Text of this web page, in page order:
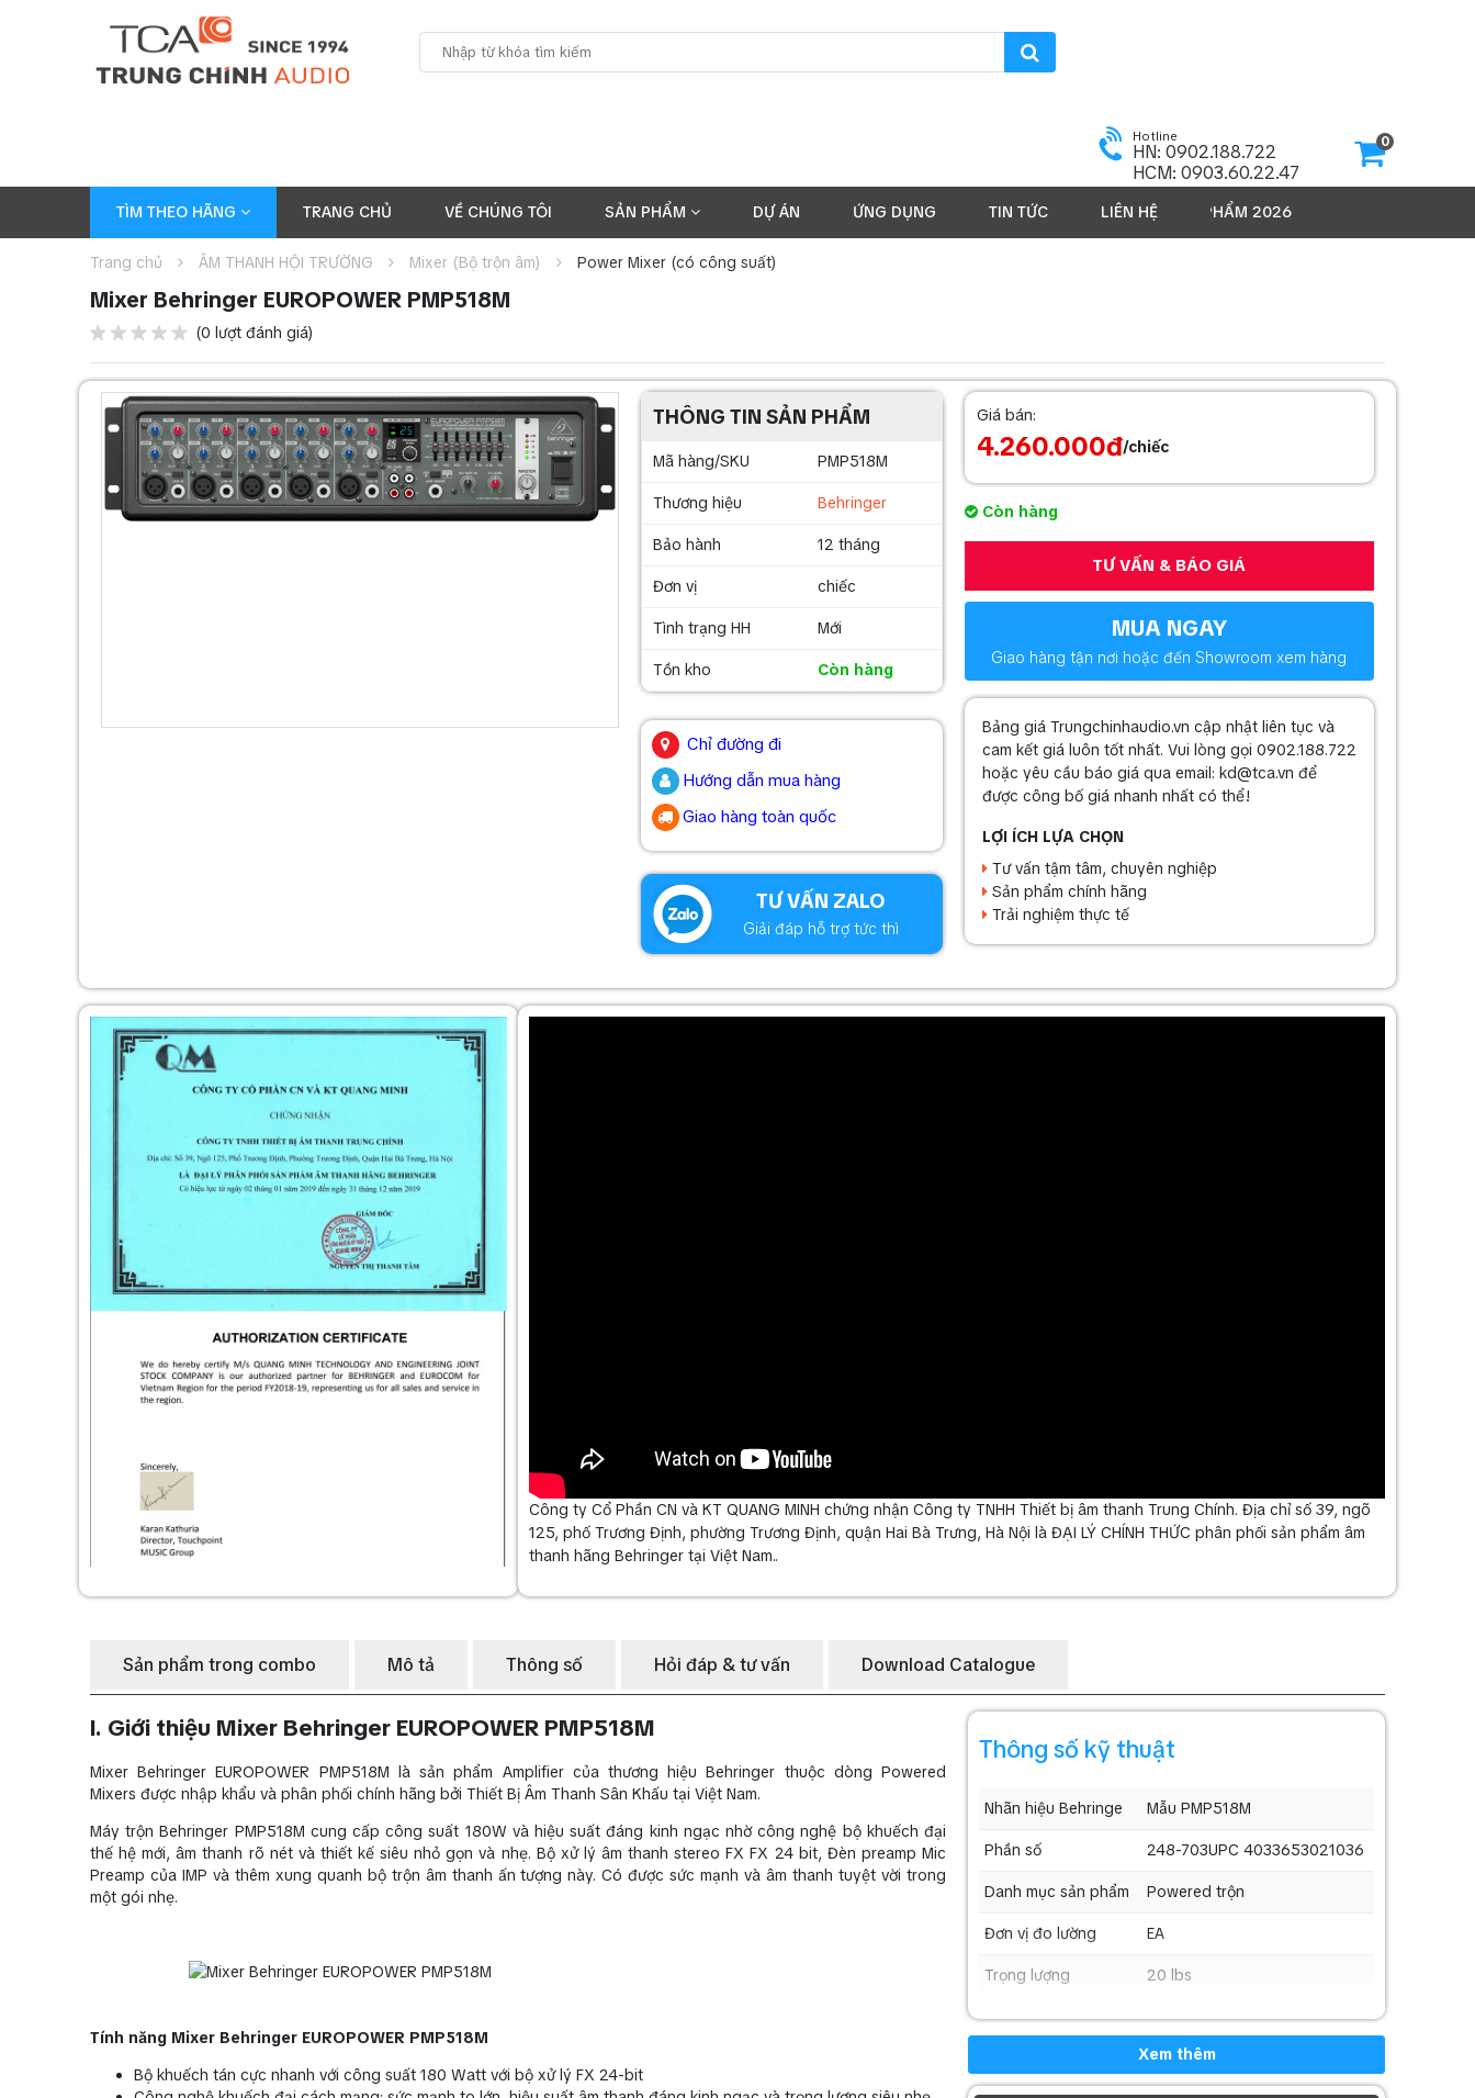
Hotline
HN: 0902.188.722
HCM: 0903.60.22.47
0
TÌM THEO HÃNG TRANG CHỦ VỀ CHÚNG TÔI SẢN PHẨM DỰ ÁN ỨNG DỤNG TIN TỨC LIÊN HỆ
SẢN PHẨM 2026
Trang chủ ÂM THANH HỘI TRƯỜNG Mixer (Bộ trộn âm) Power Mixer (có công suất)
Mixer Behringer EUROPOWER PMP518M
(0 lượt đánh giá)
THÔNG TIN SẢN PHẨM
Mã hàng/SKU PMP518M
Thương hiệu Behringer
Bảo hành 12 tháng
Đơn vị chiếc
Tình trạng HH Mới
Tồn kho
Còn hàng
Chỉ đường đi
Hướng dẫn mua hàng
Giao hàng toàn quốc
TƯ VẤN ZALO
Giải đáp hỗ trợ tức thì
Giá bán:
4.260.000đ/chiếc
Còn hàng
TƯ VẤN & BÁO GIÁ
MUA NGAY
Giao hàng tận nơi hoặc đến Showroom xem hàng
Bảng giá Trungchinhaudio.vn cập nhật liên tục và
cam kết giá luôn tốt nhất. Vui lòng gọi 0902.188.722
hoặc yêu cầu báo giá qua email: kd@tca.vn để
được công bố giá nhanh nhất có thể!
LỢI ÍCH LỰA CHỌN
Tư vấn tậm tâm, chuyên nghiệp
Sản phẩm chính hãng
Trải nghiệm thực tế
Công ty Cổ Phần CN và KT QUANG MINH chứng nhận Công ty TNHH Thiết bị âm thanh Trung Chính. Địa chỉ số 39, ngõ
125, phố Trương Định, phường Trương Định, quận Hai Bà Trưng, Hà Nội là ĐẠI LÝ CHÍNH THỨC phân phối sản phẩm âm
thanh hãng Behringer tại Việt Nam..
Sản phẩm trong combo Mô tả Thông số Hỏi đáp & tư vấn Download Catalogue
I. Giới thiệu Mixer Behringer EUROPOWER PMP518M
Mixer Behringer EUROPOWER PMP518M là sản phẩm Amplifier của thương hiệu Behringer thuộc dòng Powered
Mixers được nhập khẩu và phân phối chính hãng bởi Thiết Bị Âm Thanh Sân Khấu tại Việt Nam.
Máy trộn Behringer PMP518M cung cấp công suất 180W và hiệu suất đáng kinh ngạc nhờ công nghệ bộ khuếch đại
thế hệ mới, âm thanh rõ nét và thiết kế siêu nhỏ gọn và nhẹ. Bộ xử lý âm thanh stereo FX FX 24 bit, Đèn preamp Mic
Preamp của IMP và thêm xung quanh bộ trộn âm thanh ấn tượng này. Có được sức mạnh và âm thanh tuyệt vời trong
một gói nhẹ.
Tính năng Mixer Behringer EUROPOWER PMP518M
Bộ khuếch tán cực nhanh với công suất 180 Watt với bộ xử lý FX 24-bit
Thông số kỹ thuật
Nhãn hiệu Behringe Mẫu PMP518M
Phần số 248-703UPC 4033653021036
Danh mục sản phẩm Powered trộn
Đơn vị đo lường EA
Trọng lượng 20 lbs
Xem thêm